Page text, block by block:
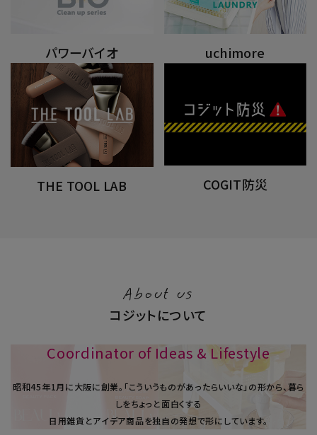
パワーバイオ uchimore
THE TOOL LAB COGIT防災
About us
コジットについて
Coordinator of Ideas & Lifestyle
昭和45年1⽉に大阪に創業。「こういうものがあったらいいな」の形から、暮ら
しをちょっと面白くする
日用雑貨とアイデア商品を独自の発想で形にしています。